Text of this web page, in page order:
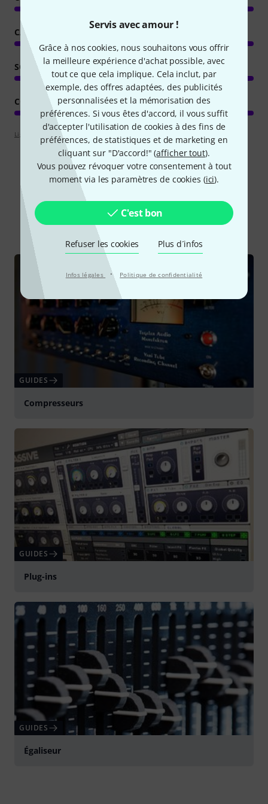
Servis avec amour !
Grâce à nos cookies, nous souhaitons vous offrir
la meilleure expérience d'achat possible, avec
tout ce que cela implique. Cela inclut, par
exemple, des offres adaptées, des publicités
personnalisées et la mémorisation des
préférences. Si vous êtes d'accord, il vous suffit
d'accepter l'utilisation de cookies à des fins de
préférences, de statistiques et de marketing en
cliquant sur "D'accord!" (afficher tout).
Vous pouvez révoquer votre consentement à tout
moment via les paramètres de cookies (ici).
C'est bon
Refuser les cookies Plus d´infos
Infos légales · Politique de confidentialité
CARACTÉRISTIQUES
SON/QUALITÉ
CONSOMMATION DE RESSOURCES
Lignes directrices d'évaluation
Le saviez-vous?
Tout Guides
GUIDES
Compresseurs
GUIDES
Plug-ins
GUIDES
Égaliseur